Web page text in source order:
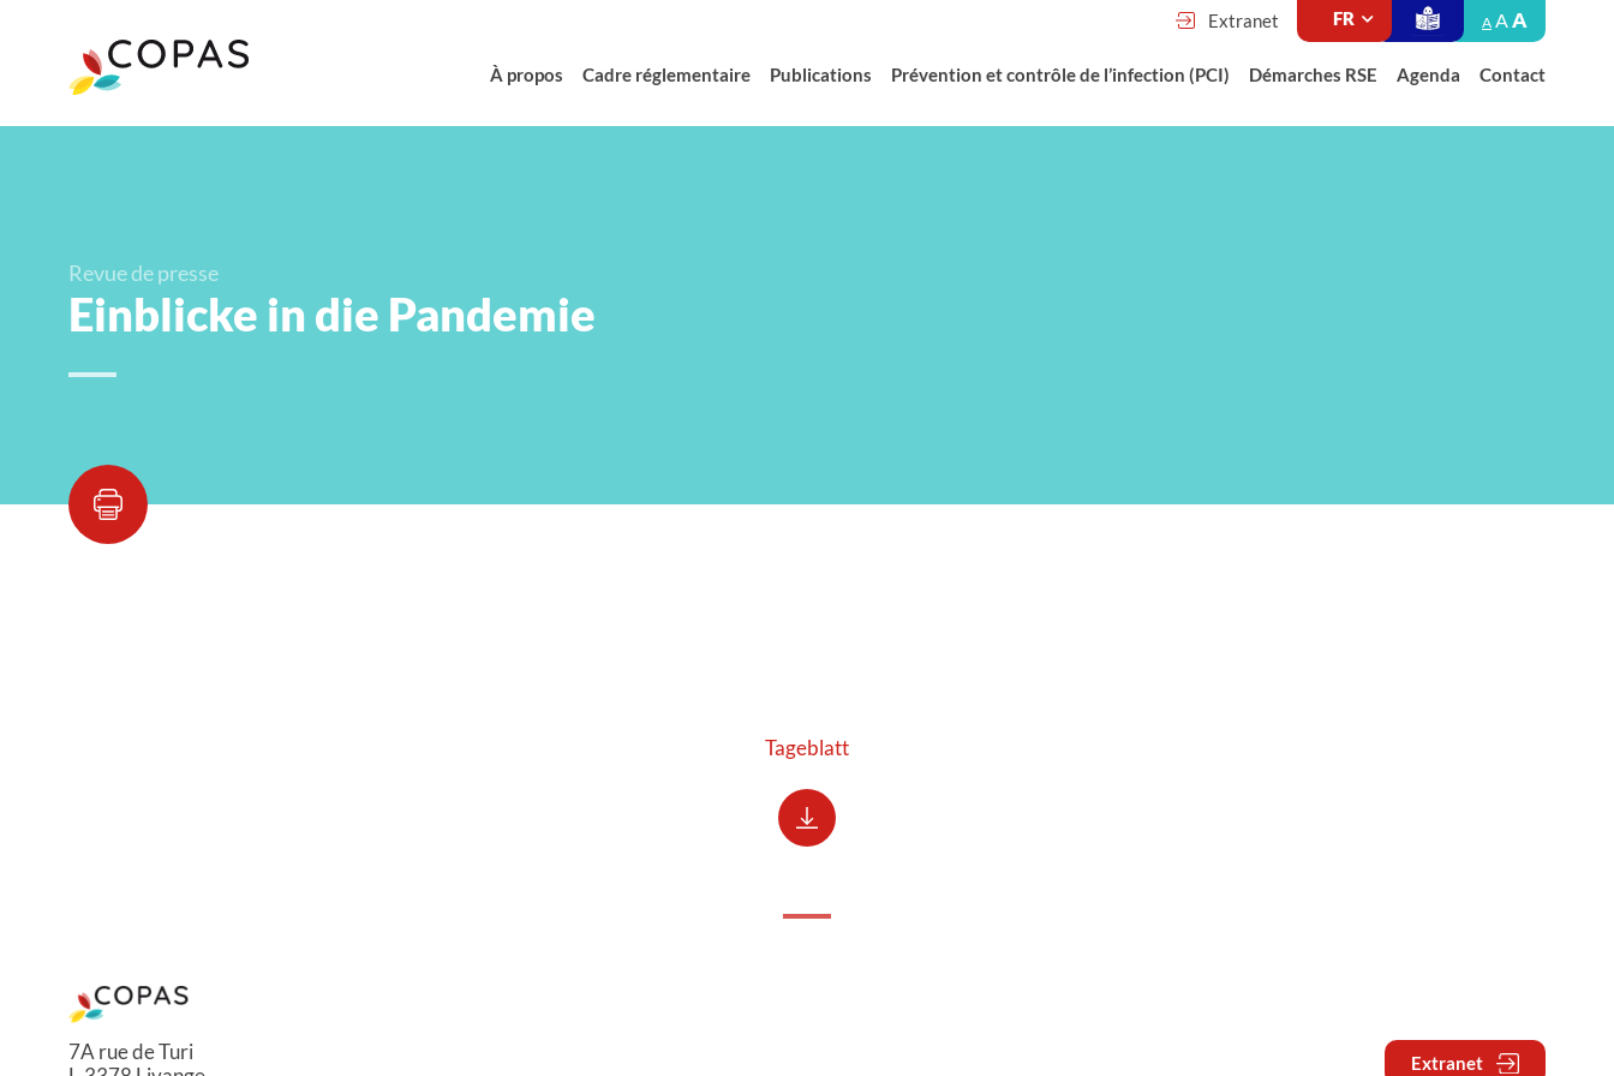
Extranet A AA
À propos Cadre réglementaire Publications Prévention et contrôle de l’infection (PCI) Démarches RSE Agenda Contact
Revue de presse
Einblicke in die Pandemie
Tageblatt
7A rue de Turi
Extranet